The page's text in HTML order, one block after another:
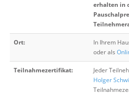
erhalten in
Ort:
In Ihrem
oder als
Teilnahmezertifikat: Jeder
Holger